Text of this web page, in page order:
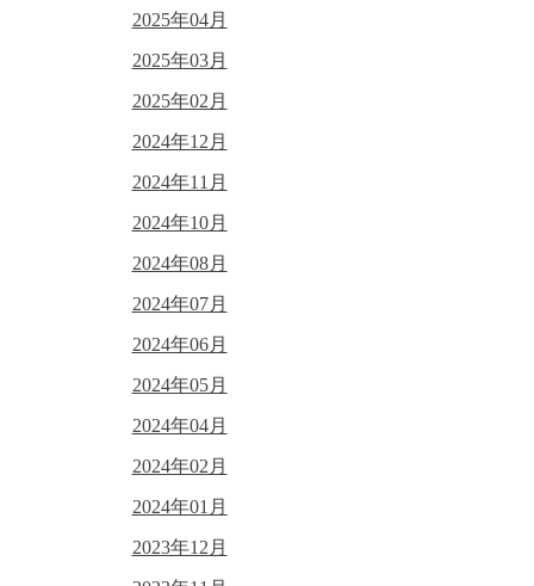
2025年04月
2025年03月
2025年02月
2024年12月
2024年11月
2024年10月
2024年08月
2024年07月
2024年06月
2024年05月
2024年04月
2024年02月
2024年01月
2023年12月